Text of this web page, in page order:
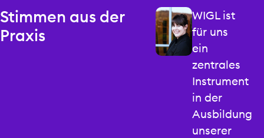
Stimmen aus der
Praxis
Interaktiv
WIGL ist
für uns
ein
zentrales
Instrument
in der
Ausbildung
unserer